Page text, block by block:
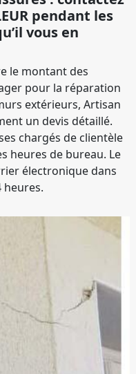
pendant les
vous en
le montant des
pour la réparation
extérieurs, Artisan
un devis détaillé.
chargés de clientèle
heures de bureau. Le
électronique dans
heures.